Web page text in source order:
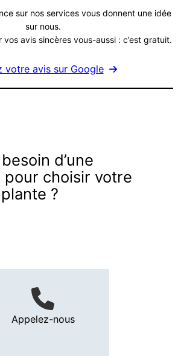
sur nos services vous donnent une idée
sur nous.
vos avis sincères vous-aussi : c’est gratuit.
votre avis sur Google
d’une
pour choisir votre
?
Appelez-nous